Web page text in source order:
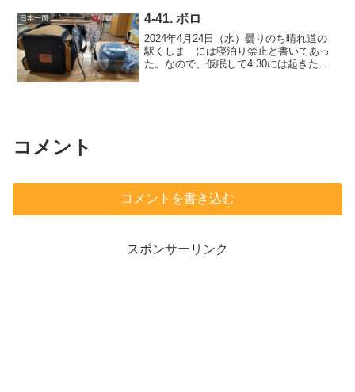
ら、黒猫もいた。今...
日本一周 4-41. ボロ
2024年4月24日（水）曇りのち晴れ道の
駅くしま には寝泊り禁止と書いてあっ
た。なので、仮眠して4:30には起きた。
コメント
コメントを書き込む
スポンサーリンク